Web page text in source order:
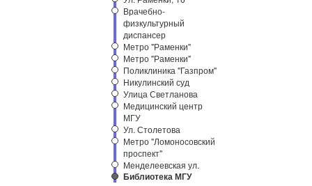
Врачебно-
физкультурный
диспансер
Метро "Раменки"
Метро "Раменки"
Поликлиника "Газпром"
Никулинский суд
Улица Светланова
Медицинский центр
МГУ
Ул. Столетова
Метро "Ломоносовский
проспект"
Менделеевская ул.
Библиотека МГУ